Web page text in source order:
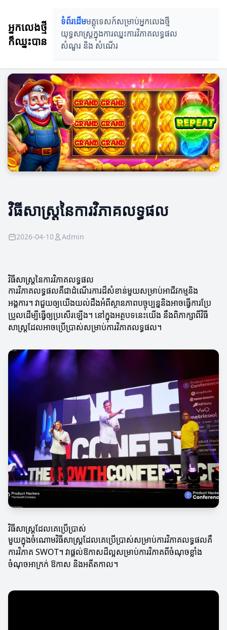
អ្នកលេងថ្មី
ក៏ឈ្នះបាន
ទំព័រដើមមគ្គុទេសក៍សម្រាប់អ្នកលេងថ្មី
យុទ្ធសាស្ត្រក្នុងការឈ្នះការវិភាគលទ្ធផល
សំណួរ និង សំណេីរ
វិធីសាស្ត្រនៃការវិភាគលទ្ធផល
2026-04-10 Admin
វិធីសាស្ត្រនៃការវិភាគលទ្ធផល
ការវិភាគលទ្ធផលគឺជាដំណើរការដ៏សំខាន់មួយសម្រាប់អាជីវកម្មនិង
អង្គការ។ វាជួយឲ្យយើងយល់ដឹងអំពីស្ថានភាពបច្ចុប្បន្ននិងអាចធ្វើការប្រែ
ប្រួលដើម្បីធ្វើឲ្យប្រសើរឡើង។ នៅក្នុងអត្ថបទនេះយើង នឹងពិភាក្សាពីវិធី
សាស្ត្រដែលអាចប្រើប្រាស់សម្រាប់ការវិភាគលទ្ធផល។
វិធីសាស្ត្រដែលគេប្រើប្រាស់
មួយក្នុងចំណោមវិធីសាស្ត្រដែលគេប្រើប្រាស់សម្រាប់ការវិភាគលទ្ធផលគឺ
ការវិភាគ SWOT។ វាផ្តល់ឱកាសដ៏ល្អសម្រាប់ការវិភាគពីចំណុចខ្លាំង
ចំណុចអាក្រក់ ឱកាស និងអតីតកាល។